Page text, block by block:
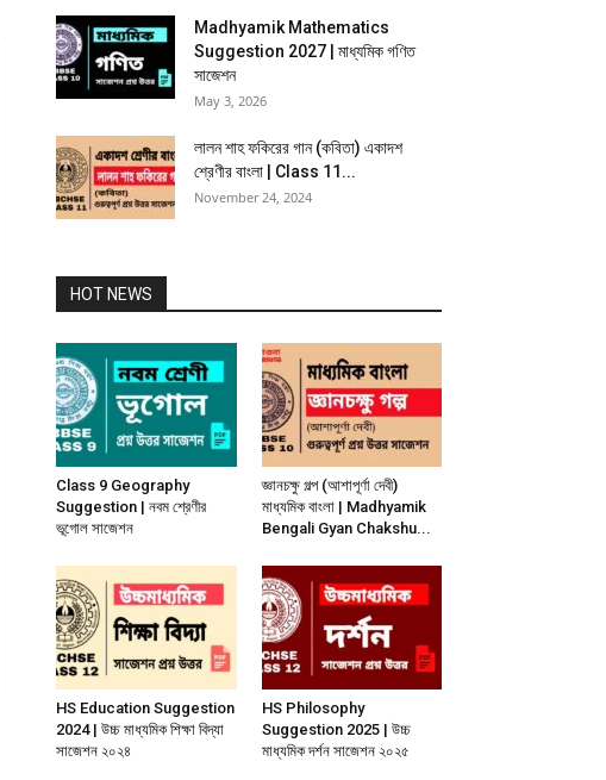
Madhyamik Mathematics
Suggestion 2027 | মাধ্যমিক গণিত
সাজেশন
May 3, 2026
লালন শাহ ফকিরের গান (কবিতা) একাদশ
শ্রেণীর বাংলা | Class 11...
November 24, 2024
HOT NEWS
Class 9 Geography
Suggestion | নবম শ্রেণীর
ভূগোল সাজেশন
জ্ঞানচক্ষু গল্প (আশাপূর্ণা দেবী)
মাধ্যমিক বাংলা | Madhyamik
Bengali Gyan Chakshu...
HS Education Suggestion
2024 | উচ্চ মাধ্যমিক শিক্ষা বিদ্যা
সাজেশন ২০২৪
HS Philosophy
Suggestion 2025 | উচ্চ
মাধ্যমিক দর্শন সাজেশন ২০২৫